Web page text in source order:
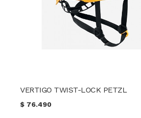
VERTIGO TWIST-LOCK PETZL
$ 76.490